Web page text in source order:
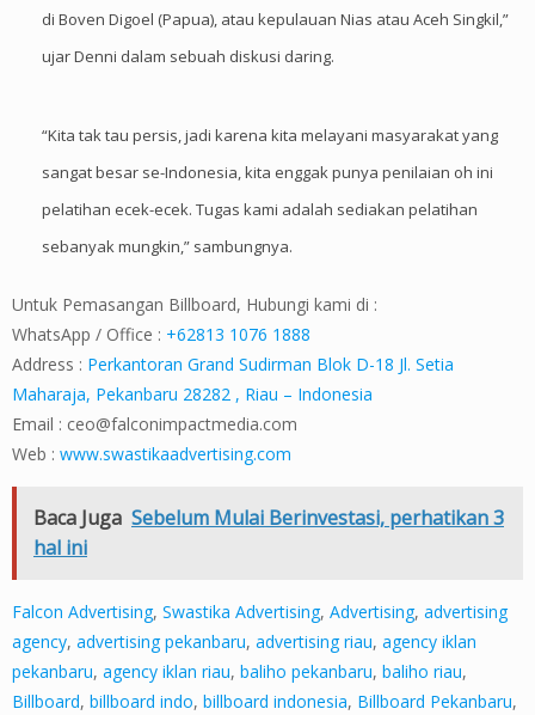
di Boven Digoel (Papua), atau kepulauan Nias atau Aceh Singkil,”
ujar Denni dalam sebuah diskusi daring.
“Kita tak tau persis, jadi karena kita melayani masyarakat yang
sangat besar se-Indonesia, kita enggak punya penilaian oh ini
pelatihan ecek-ecek. Tugas kami adalah sediakan pelatihan
sebanyak mungkin,” sambungnya.
Untuk Pemasangan Billboard, Hubungi kami di :
WhatsApp / Office : +62813 1076 1888
Address : Perkantoran Grand Sudirman Blok D-18 Jl. Setia
Maharaja, Pekanbaru 28282 , Riau – Indonesia
Email : ceo@falconimpactmedia.com
Web : www.swastikaadvertising.com
Baca Juga Sebelum Mulai Berinvestasi, perhatikan 3
hal ini
Falcon Advertising, Swastika Advertising, Advertising, advertising
agency, advertising pekanbaru, advertising riau, agency iklan
pekanbaru, agency iklan riau, baliho pekanbaru, baliho riau,
Billboard, billboard indo, billboard indonesia, Billboard Pekanbaru,